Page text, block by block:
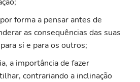
forma a pensar antes de
as consequências das suas
si e para os outros;
a importância de fazer
contrariando a inclinação